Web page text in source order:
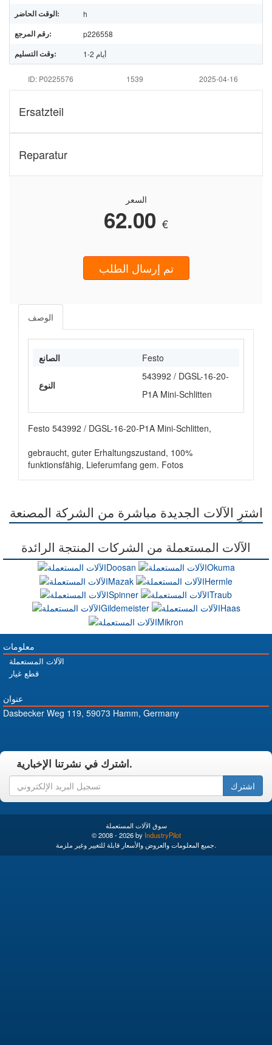
الوقت الحاضر: h
رقم المرجع: p226558
وقت التسليم: 1-2 أيام
ID: P0225576 1539 2025-04-16
Ersatzteil
Reparatur
السعر
62.00 €
تم إرسال الطلب
الوصف
الصانع Festo
النوع
543992 / DGSL-16-20-
P1A Mini-Schlitten
Festo 543992 / DGSL-16-20-P1A Mini-Schlitten,
gebraucht, guter Erhaltungszustand, 100%
funktionsfähig, Lieferumfang gem. Fotos
اشترِ الآلات الجديدة مباشرة من الشركة المصنعة
الآلات المستعملة من الشركات المنتجة الرائدة
معلومات
الآلات المستعملة
قطع غيار
عنوان
Dasbecker Weg 119, 59073 Hamm, Germany
اشترك في نشرتنا الإخبارية.
اشترك
سوق الآلات المستعملة
© 2008 - 2026 by IndustryPilot
جميع المعلومات والعروض والأسعار قابلة للتغيير وغير ملزمة.